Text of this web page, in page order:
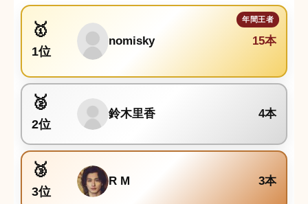
1位
nomisky 15本
2位
鈴木里香 4本
3位
R M 3本